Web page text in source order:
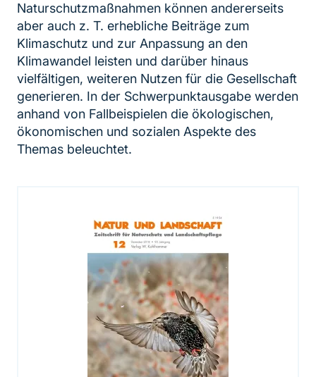
Naturschutzmaßnahmen können andererseits
aber auch z. T. erhebliche Beiträge zum
Klimaschutz und zur Anpassung an den
Klimawandel leisten und darüber hinaus
vielfältigen, weiteren Nutzen für die Gesellschaft
generieren. In der Schwerpunktausgabe werden
anhand von Fallbeispielen die ökologischen,
ökonomischen und sozialen Aspekte des
Themas beleuchtet.